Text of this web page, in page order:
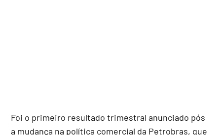
Foi o primeiro resultado trimestral anunciado pós
a mudança na política comercial da Petrobras, que